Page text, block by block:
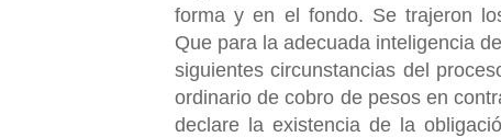
forma y en el fondo. Se trajeron
Que para la adecuada inteligencia
siguientes circunstancias del
ordinario de cobro de pesos en
declare la existencia de la